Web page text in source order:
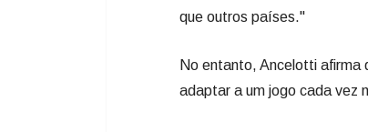
que outros países."
No entanto, Ancelotti afirma
adaptar a um jogo cada vez